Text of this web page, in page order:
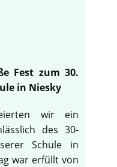
Fest zum 30.
in Niesky
wir ein
des 30-
Schule in
war erfüllt von